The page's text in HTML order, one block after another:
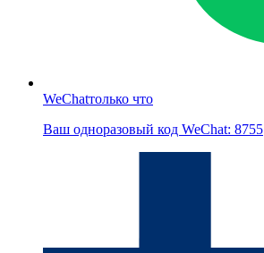
WeChatтолько что
Ваш одноразовый код WeChat: 8755